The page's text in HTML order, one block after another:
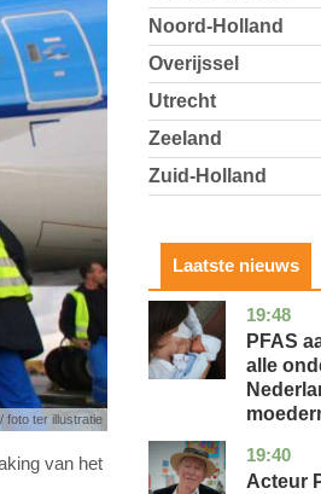
foto ter illustratie
van het
Noord-Holland
Overijssel
Utrecht
Zeeland
Zuid-Holland
Laatste nieuws
19:48
utrecht
gezondheid
PFAS
alle
19:40
noord-
holland
glossy
Acteur